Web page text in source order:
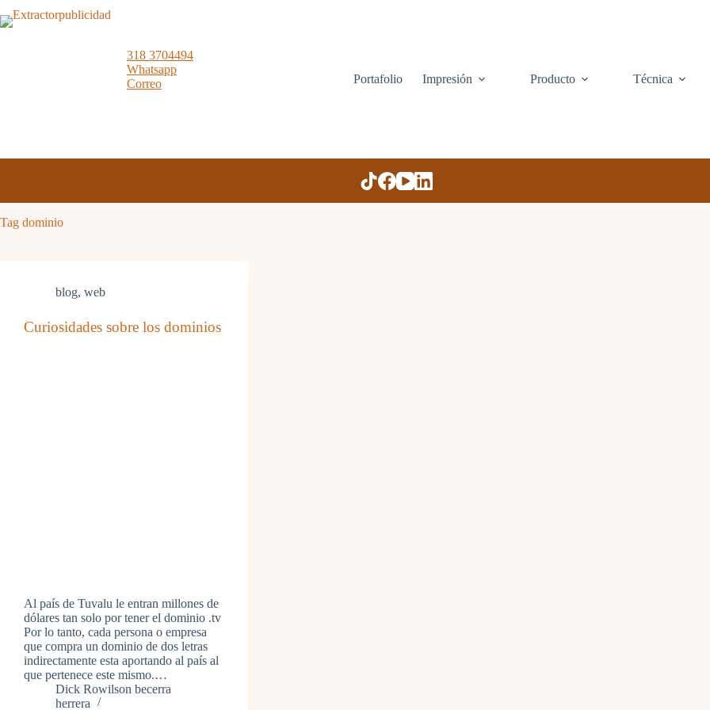
to
318 3704494
Whatsapp
Correo
Portafolio Impresión Producto Técnica
Tag dominio
blog, web
Curiosidades sobre los dominios
Al país de Tuvalu le entran millones de
dólares tan solo por tener el dominio .tv
Por lo tanto, cada persona o empresa
que compra un dominio de dos letras
indirectamente esta aportando al país al
que pertenece este mismo.…
Dick Rowilson becerra
herrera